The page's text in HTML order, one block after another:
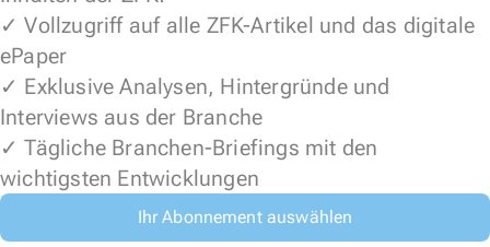
✓ Vollzugriff auf alle ZFK-Artikel und das digitale
ePaper
✓ Exklusive Analysen, Hintergründe und
Interviews aus der Branche
✓ Tägliche Branchen-Briefings mit den
wichtigsten Entwicklungen
Ihr Abonnement auswählen